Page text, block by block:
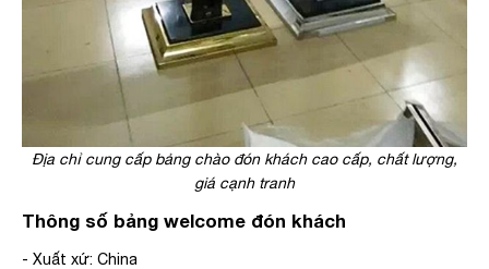
Địa chỉ cung cấp bảng chào đón khách cao cấp, chất lượng,
giá cạnh tranh
Thông số bảng welcome đón khách
- Xuất xứ: China